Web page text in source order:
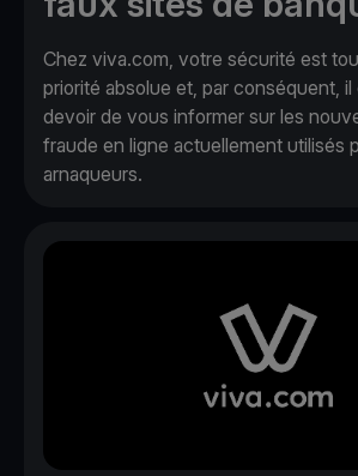
Chez viva.com, votre sécurité est
priorité absolue et, par conséquent,
devoir de vous informer sur les
fraude en ligne actuellement utilisés
arnaqueurs.